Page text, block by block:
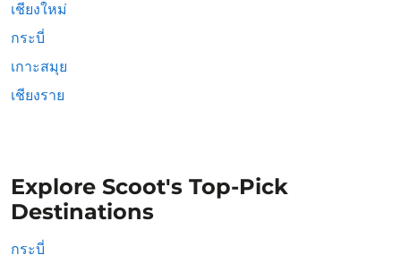
เชียงใหม่
กระบี่
เกาะสมุย
เชียงราย
Explore Scoot's Top-Pick
Destinations
กระบี่